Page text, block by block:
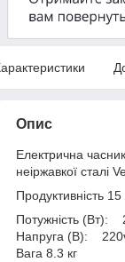
Опис
Електрична
неіржавкої сталі
Продуктивність 15
Потужність (Вт):
Напруга (В):
Вага 8.3 кг